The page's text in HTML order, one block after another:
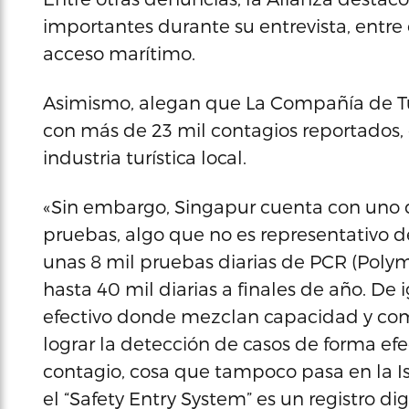
importantes durante su entrevista,
acceso marítimo.
Asimismo, alegan que La Compañía de
con más de 23 mil contagios
industria turística local.
«Sin embargo, Singapur cuenta con uno
pruebas, algo que no es representativo
unas 8 mil pruebas diarias de PCR
hasta 40 mil diarias a finales de año.
efectivo donde mezclan capacidad y
lograr la detección de casos de forma
contagio, cosa que tampoco pasa en la
el “Safety Entry System” es un registro